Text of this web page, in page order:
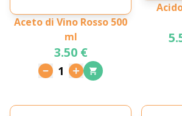
Aceto di Vino Rosso 500
ml
3.50 €
1